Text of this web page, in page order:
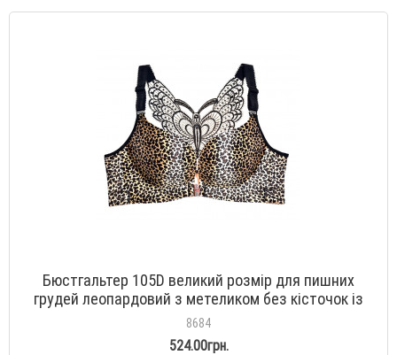
Бюстгальтер 105D великий розмір для пишних
грудей леопардовий з метеликом без кісточок із
застібкою спереду
8684
524.00грн.